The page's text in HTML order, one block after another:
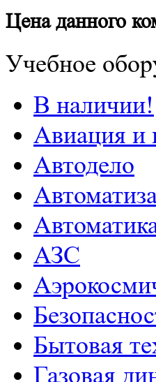
Цена данного
Учебное
В наличии!
Авиация и
Автодело
АЗС
Бытовая
Газовая